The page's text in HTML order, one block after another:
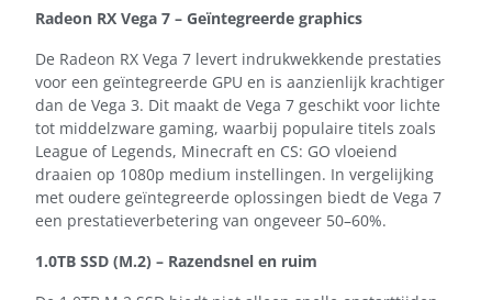
Radeon RX Vega 7 – Geïntegreerde graphics
De Radeon RX Vega 7 levert indrukwekkende prestaties
voor een geïntegreerde GPU en is aanzienlijk krachtiger
dan de Vega 3. Dit maakt de Vega 7 geschikt voor lichte
tot middelzware gaming, waarbij populaire titels zoals
League of Legends, Minecraft en CS: GO vloeiend
draaien op 1080p medium instellingen. In vergelijking
met oudere geïntegreerde oplossingen biedt de Vega 7
een prestatieverbetering van ongeveer 50–60%.
1.0TB SSD (M.2) – Razendsnel en ruim